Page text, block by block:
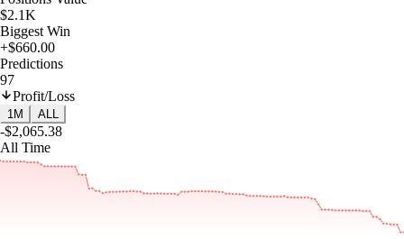
$2.1K
Biggest Win
+$660.00
Predictions
97
Profit/Loss
1M ALL
-$2,065.38
All Time